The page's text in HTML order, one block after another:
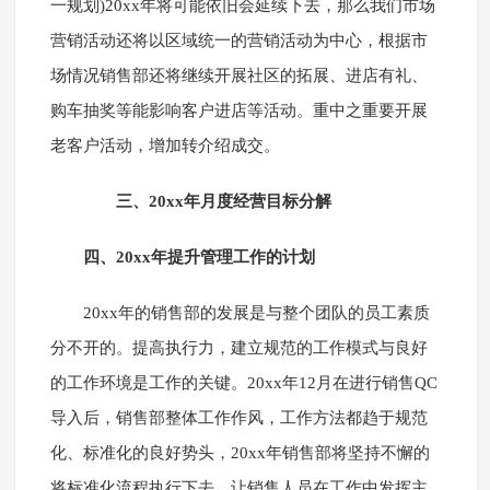
一规划)20xx年将可能依旧会延续下去，那么我们市场
营销活动还将以区域统一的营销活动为中心，根据市
场情况销售部还将继续开展社区的拓展、进店有礼、
购车抽奖等能影响客户进店等活动。重中之重要开展
老客户活动，增加转介绍成交。
三、20xx年月度经营目标分解
四、20xx年提升管理工作的计划
20xx年的销售部的发展是与整个团队的员工素质
分不开的。提高执行力，建立规范的工作模式与良好
的工作环境是工作的关键。20xx年12月在进行销售QC
导入后，销售部整体工作作风，工作方法都趋于规范
化、标准化的良好势头，20xx年销售部将坚持不懈的